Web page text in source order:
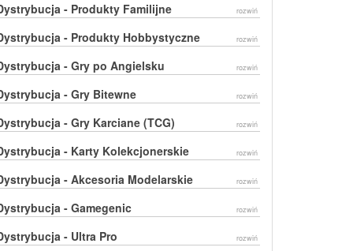
- Produkty Familijne rozwiń
- Produkty Hobbystyczne rozwiń
- Gry po Angielsku rozwiń
- Gry Bitewne rozwiń
- Gry Karciane (TCG) rozwiń
- Karty Kolekcjonerskie rozwiń
- Akcesoria Modelarskie rozwiń
- Gamegenic rozwiń
- Ultra Pro rozwiń